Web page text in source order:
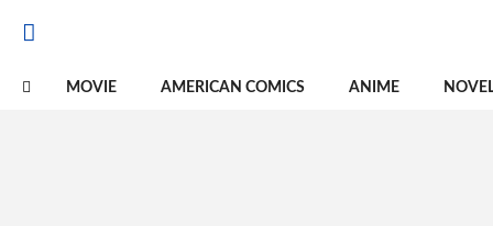
MOVIE AMERICAN COMICS ANIME